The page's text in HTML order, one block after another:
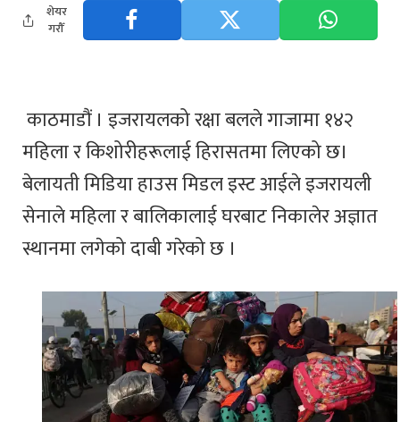
शेयर
गरौँ
काठमाडौं । इजरायलको रक्षा बलले गाजामा १४२
महिला र किशोरीहरूलाई हिरासतमा लिएको छ।
बेलायती मिडिया हाउस मिडल इस्ट आईले इजरायली
सेनाले महिला र बालिकालाई घरबाट निकालेर अज्ञात
स्थानमा लगेको दाबी गरेको छ ।